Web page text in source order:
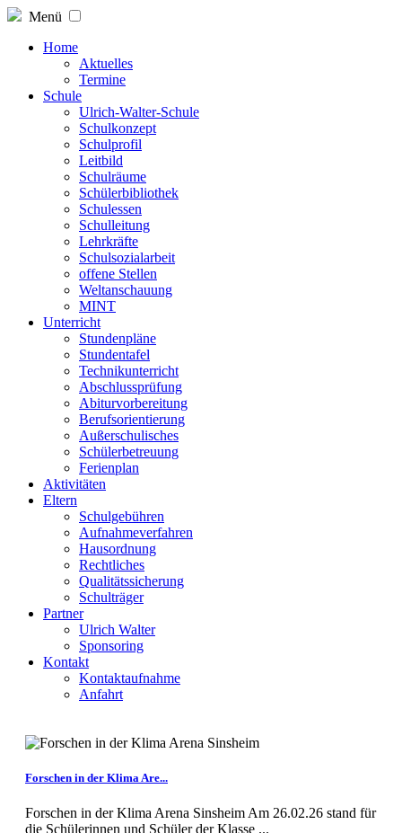
Menü
Home
Aktuelles
Termine
Schule
Ulrich-Walter-Schule
Schulkonzept
Schulprofil
Leitbild
Schulräume
Schülerbibliothek
Schulessen
Schulleitung
Lehrkräfte
Schulsozialarbeit
offene Stellen
Weltanschauung
MINT
Unterricht
Stundenpläne
Stundentafel
Technikunterricht
Abschlussprüfung
Abiturvorbereitung
Berufsorientierung
Außerschulisches
Schülerbetreuung
Ferienplan
Aktivitäten
Eltern
Schulgebühren
Aufnahmeverfahren
Hausordnung
Rechtliches
Qualitätssicherung
Schulträger
Partner
Ulrich Walter
Sponsoring
Kontakt
Kontaktaufnahme
Anfahrt
Forschen in der Klima Are...
Forschen in der Klima Arena Sinsheim Am 26.02.26 stand für
die Schülerinnen und Schüler der Klasse ...